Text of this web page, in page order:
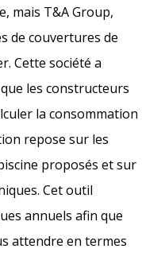
mais T&A Group,
de couvertures de
Cette société a
les constructeurs
la consommation
repose sur les
proposés et sur
Cet outil
annuels afin que
attendre en termes